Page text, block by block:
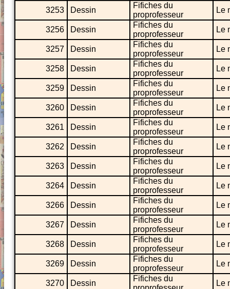
3253 Dessin
Fifiches du
proprofesseur
Le
3256 Dessin
Fifiches du
proprofesseur
Le
3257 Dessin
Fifiches du
proprofesseur
Le
3258 Dessin
Fifiches du
proprofesseur
Le
3259 Dessin
Fifiches du
proprofesseur
Le
3260 Dessin
Fifiches du
proprofesseur
Le
3261 Dessin
Fifiches du
proprofesseur
Le
3262 Dessin
Fifiches du
proprofesseur
Le
3263 Dessin
Fifiches du
proprofesseur
Le
3264 Dessin
Fifiches du
proprofesseur
Le
3266 Dessin
Fifiches du
proprofesseur
Le
3267 Dessin
Fifiches du
proprofesseur
Le
3268 Dessin
Fifiches du
proprofesseur
Le
3269 Dessin
Fifiches du
proprofesseur
Le
3270 Dessin
Fifiches du
Le